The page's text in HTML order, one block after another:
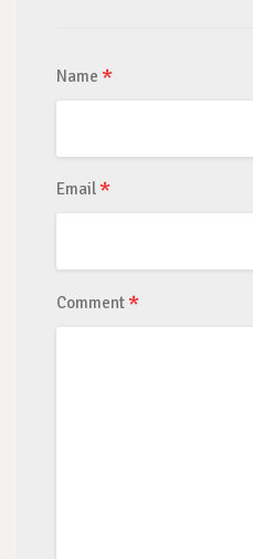
Name *
Email *
Comment *